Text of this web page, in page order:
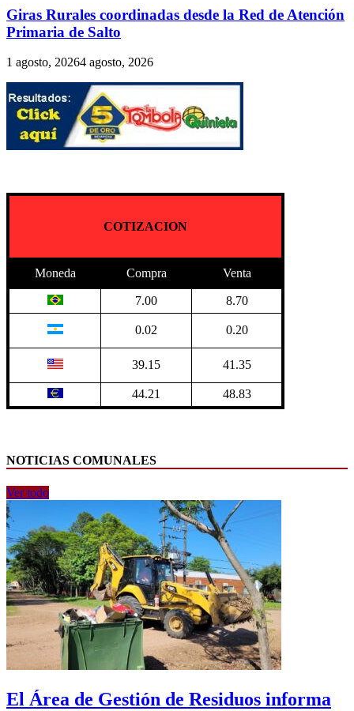
Giras Rurales coordinadas desde la Red de Atención
Primaria de Salto
1 agosto, 20264 agosto, 2026
COTIZACION
Moneda Compra Venta
7.00 8.70
0.02 0.20
39.15 41.35
44.21 48.83
NOTICIAS COMUNALES
Ver todo
El Área de Gestión de Residuos informa